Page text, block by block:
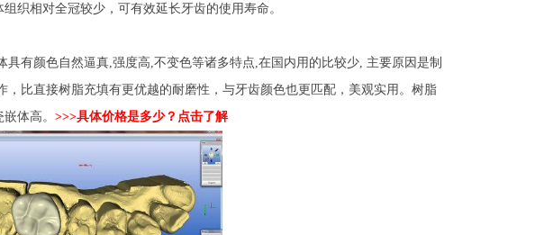
织相对全冠较少，可有效延长牙齿的使用寿命。
颜色自然逼真,强度高,不变色等诸多特点,在国内用的比较少, 主要原因是制
比直接树脂充填有更优越的耐磨性，与牙齿颜色也更匹配，美观实用。树脂
体高。 >>>具体价格是多少？点击了解